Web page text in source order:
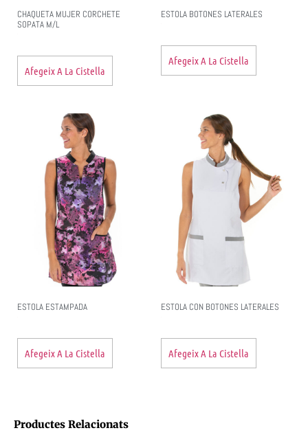
CHAQUETA MUJER CORCHETE
SOPATA M/L
Afegeix A La Cistella
ESTOLA BOTONES LATERALES
Afegeix A La Cistella
ESTOLA ESTAMPADA
Afegeix A La Cistella
ESTOLA CON BOTONES LATERALES
Afegeix A La Cistella
Productes Relacionats